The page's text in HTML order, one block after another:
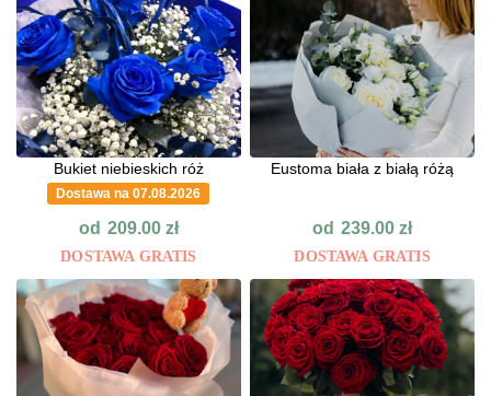
Bukiet niebieskich róż
Dostawa na 07.08.2026
od 209.00 zł
DOSTAWA GRATIS
Eustoma biała z białą różą
od 239.00zł
DOSTAWA GRATIS